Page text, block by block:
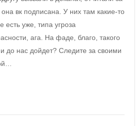
вк подписана. У них там какие-то
есть уже, типа угроза
ага. На фаде, благо, такого
до нас дойдет? Следите за своими